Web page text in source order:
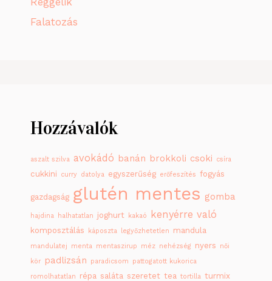
Falatozás
Hozzávalók
aszalt szilva avokádó banán brokkoli csoki csíra
cukkini curry datolya egyszerűség erőfeszítés fogyás
gazdagság glutén mentes gomba
hajdina halhatatlan joghurt kakaó kenyérre való
komposztálás káposzta legyőzhetetlen mandula
mandulatej menta mentaszirup méz nehézség nyers
női
kör
padlizsán paradicsom
pattogatott kukorica
romolhatatlan
répa saláta szeretet tea tortilla turmix